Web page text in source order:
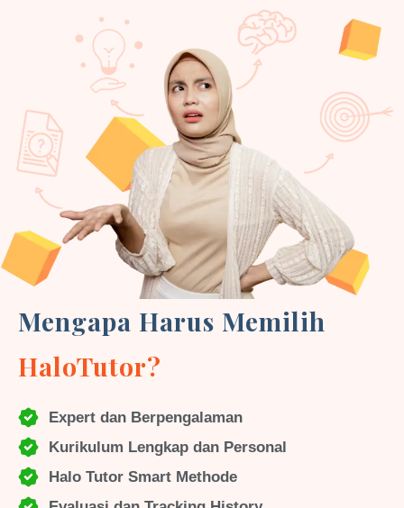
Mengapa Harus Memilih
HaloTutor?
Expert dan Berpengalaman
Kurikulum Lengkap dan Personal
Halo Tutor Smart Methode